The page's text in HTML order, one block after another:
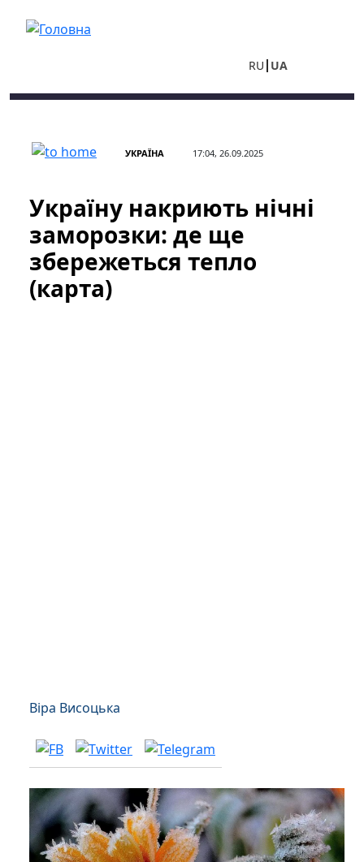
RU UA
УКРАЇНА 17:04, 26.09.2025
Україну накриють нічні
заморозки: де ще
збережеться тепло
(карта)
Віра Висоцька